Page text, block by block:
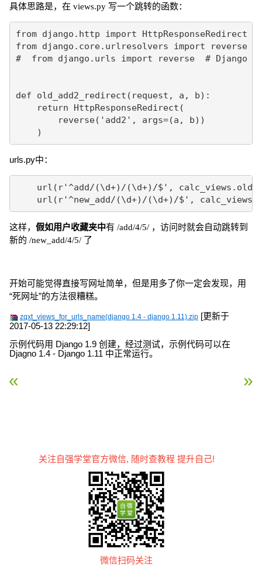
具体思路是，在 views.py 写一个跳转的函数：
from django.http import HttpResponseRedirect
from django.core.urlresolvers import reverse
#  from django.urls import reverse  # Django
def old_add2_redirect(request, a, b):
return HttpResponseRedirect(
reverse('add2', args=(a, b))
)
urls.py中：
url(r'^add/(\d+)/(\d+)/$',
url(r'^new_add/(\d+)/(\d+)/$',
这样， 假如用户收藏夹中有 /add/4/5/ ，访问时就会自动跳转到
新的 /new_add/4/5/ 了
开始可能觉得直接写网址简单，但是用多了你一定会发现，用
“死网址”的方法很糟糕。
zqxt_views_for_urls_name(django 1.4 - django 1.11).zip [更新于
2017-05-13 22:29:12]
示例代码用 Django 1.9 创建，经过测试，示例代码可以在
Djagno 1.4 - Django 1.11 中正常运行。
« Django 视图与网址进阶 Django 模板 »
关注自强学堂官方微信, 随时查教程 提升自己!
微信扫码关注